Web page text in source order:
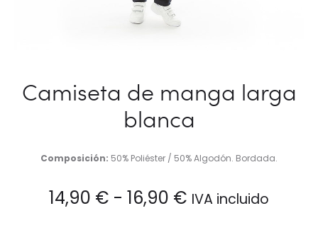
Camiseta de manga larga
blanca
Composición: 50% Poliéster / 50% Algodón. Bordada.
14,90 € - 16,90 € Rango
IVA incluido